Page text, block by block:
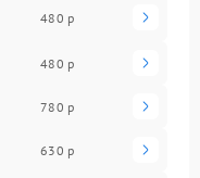
480 р
480 р
780 р
630 р